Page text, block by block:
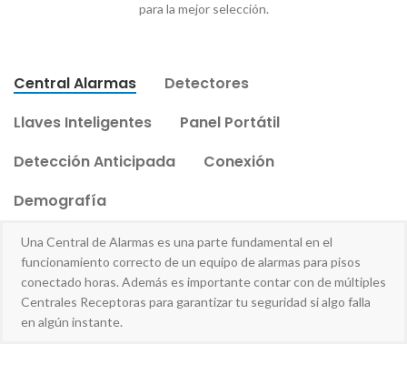
para la mejor selección.
Central Alarmas
Detectores
Llaves Inteligentes
Panel Portátil
Detección Anticipada
Conexión
Demografía
Una Central de Alarmas es una parte fundamental en el
funcionamiento correcto de un equipo de alarmas para pisos
conectado horas. Además es importante contar con de múltiples
Centrales Receptoras para garantizar tu seguridad si algo falla
en algún instante.